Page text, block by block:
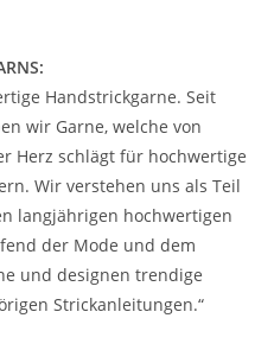
Handstrickgarne. Seit
wir Garne, welche von
Herz schlägt für hochwertige
Wir verstehen uns als Teil
langjährigen hochwertigen
der Mode und dem
und designen trendige
Strickanleitungen.“